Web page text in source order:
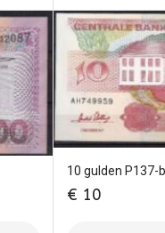
10 gulden P137-
€ 10